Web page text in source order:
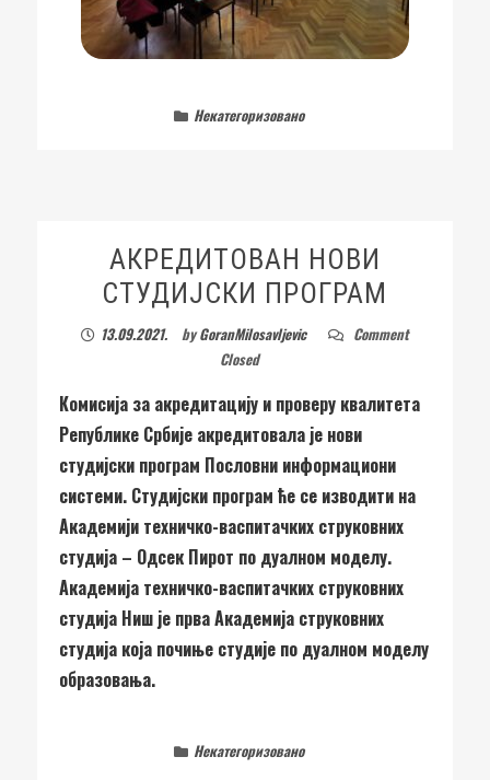
Некатегоризовано
АКРЕДИТОВАН НОВИ
СТУДИЈСКИ ПРОГРАМ
13.09.2021. byGoranMilosavljevic
Comment
Closed
Комисија за акредитацију и проверу квалитета
Републике Србије акредитовала је нови
студијски програм Пословни информациони
системи. Студијски програм ће се изводити на
Академији техничко-васпитачких струковних
студија – Одсек Пирот по дуалном моделу.
Академија техничко-васпитачких струковних
студија Ниш је прва Академија струковних
студија која почиње студије по дуалном моделу
образовања.
Некатегоризовано